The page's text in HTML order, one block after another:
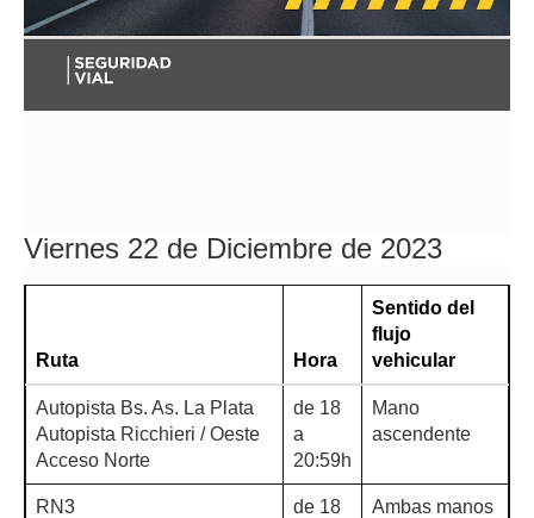
Viernes 22 de Diciembre de 2023
Ruta Hora
Sentido del
flujo
vehicular
Autopista Bs. As. La Plata
Autopista Ricchieri / Oeste
Acceso Norte
de 18
a
20:59h
Mano
ascendente
RN3
de 18
Ambas manos